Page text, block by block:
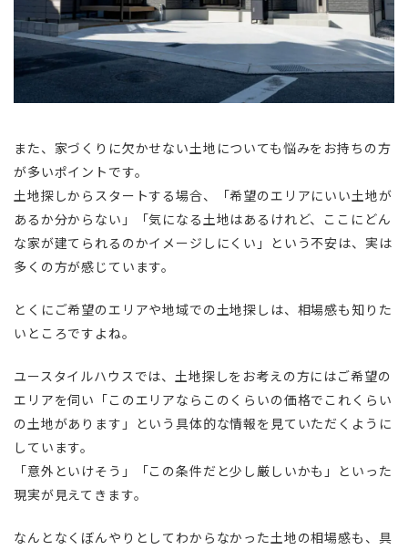
また、家づくりに欠かせない土地についても悩みをお持ちの方
が多いポイントです。
土地探しからスタートする場合、「希望のエリアにいい土地が
あるか分からない」「気になる土地はあるけれど、ここにどん
な家が建てられるのかイメージしにくい」という不安は、実は
多くの方が感じています。
とくにご希望のエリアや地域での土地探しは、相場感も知りた
いところですよね。
ユースタイルハウスでは、土地探しをお考えの方にはご希望の
エリアを伺い「このエリアならこのくらいの価格でこれくらい
の土地があります」という具体的な情報を見ていただくように
しています。
「意外といけそう」「この条件だと少し厳しいかも」といった
現実が見えてきます。
なんとなくぼんやりとしてわからなかった土地の相場感も、具